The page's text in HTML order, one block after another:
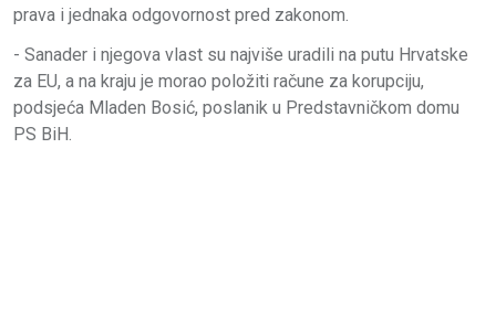
prava i jednaka odgovornost pred zakonom.
- Sanader i njegova vlast su najviše uradili na putu Hrvatske
za EU, a na kraju je morao položiti račune za korupciju,
podsjeća Mladen Bosić, poslanik u Predstavničkom domu
PS BiH.